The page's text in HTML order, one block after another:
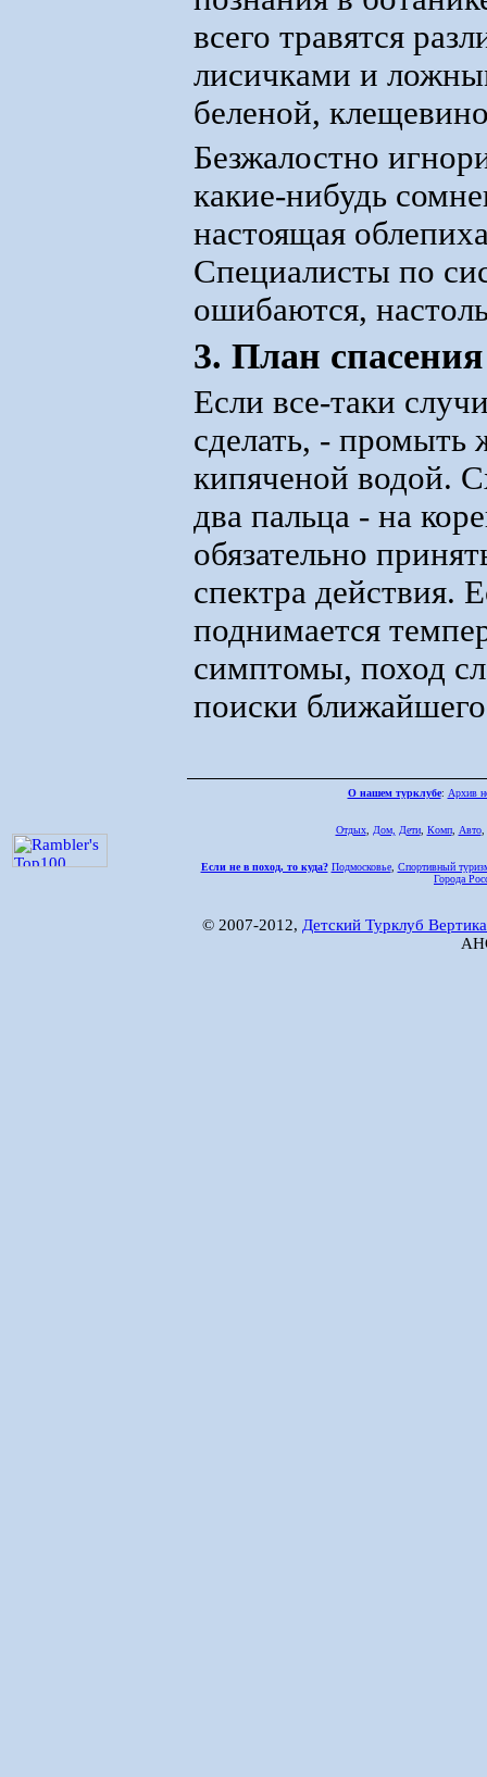
всего травятся
лисичками и
беленой,
Безжалостно
какие-нибудь
настоящая
Специалисты по
ошибаются,
3. План спасения
Если все-таки
сделать, - промыть
кипяченой водой.
два пальца - на
обязательно
спектра действия.
поднимается
симптомы, поход
поиски
О нашем турклубе: Архив
Отдых, Дом, Дети, Комп, Авто,
Если не в поход, то куда? Подмосковье, Спортивный
Города
© 2007-2012, Детский Турклуб